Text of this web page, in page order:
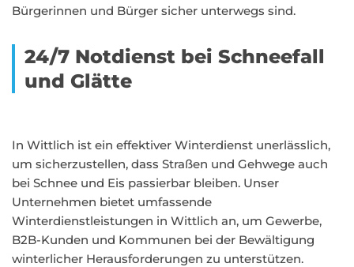
Bürgerinnen und Bürger sicher unterwegs sind.
24/7 Notdienst bei Schneefall
und Glätte
In Wittlich ist ein effektiver Winterdienst unerlässlich,
um sicherzustellen, dass Straßen und Gehwege auch
bei Schnee und Eis passierbar bleiben. Unser
Unternehmen bietet umfassende
Winterdienstleistungen in Wittlich an, um Gewerbe,
B2B-Kunden und Kommunen bei der Bewältigung
winterlicher Herausforderungen zu unterstützen.